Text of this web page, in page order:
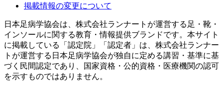
掲載情報の変更について
日本足病学協会は、株式会社ランナートが運営する足・靴・
インソールに関する教育・情報提供ブランドです。本サイト
に掲載している「認定院」「認定者」は、株式会社ランナー
トが運営する日本足病学協会が独自に定める講習・基準に基
づく民間認定であり、国家資格・公的資格・医療機関の認可
を示すものではありません。